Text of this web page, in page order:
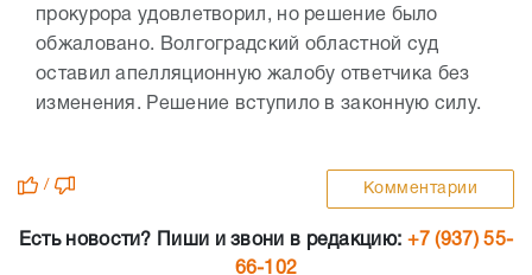
прокурора удовлетворил, но решение было
обжаловано. Волгоградский областной суд
оставил апелляционную жалобу ответчика без
изменения. Решение вступило в законную силу.
/ Комментарии
Есть новости? Пиши и звони в редакцию: +7 (937) 55-
66-102